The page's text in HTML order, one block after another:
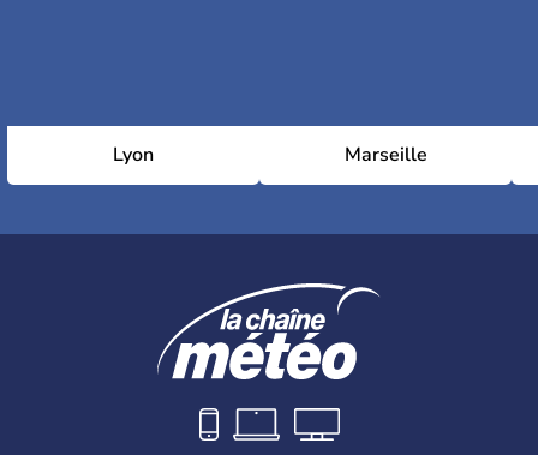
Lyon Marseille